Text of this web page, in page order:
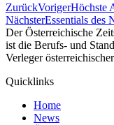
ZurückVorigerHöchste
NächsterEssentials des
Der Österreichische
ist die Berufs- und
Verleger
Quicklinks
Home
News